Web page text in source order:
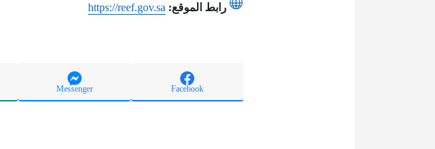
رابط الموقع: https://reef.gov.sa
Facebook
Messenger